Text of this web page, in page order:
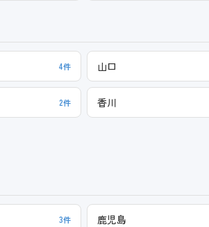
4件 山口
2件 香川
3件 鹿児島